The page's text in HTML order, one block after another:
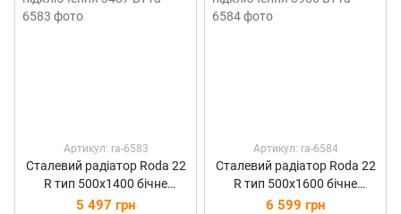
Артикул: ra-6583
Сталевий радіатор Roda 22
R тип 500х1400 бічне
підключення 3487 Вт
5 497 грн
Артикул: ra-6584
Сталевий радіатор Roda 22
R тип 500х1600 бічне
підключення 3986 Вт
6 599 грн